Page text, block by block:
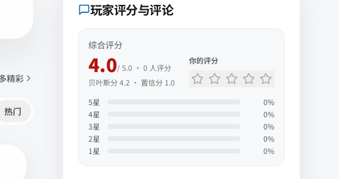
精彩
热门
玩家评分与评论
综合评分
4.0/ 5.0 · 0 人评分
贝叶斯分4.2 · 置信分 1.0
你的评分
5星 0%
4星 0%
3星 0%
2星 0%
1 星 0%